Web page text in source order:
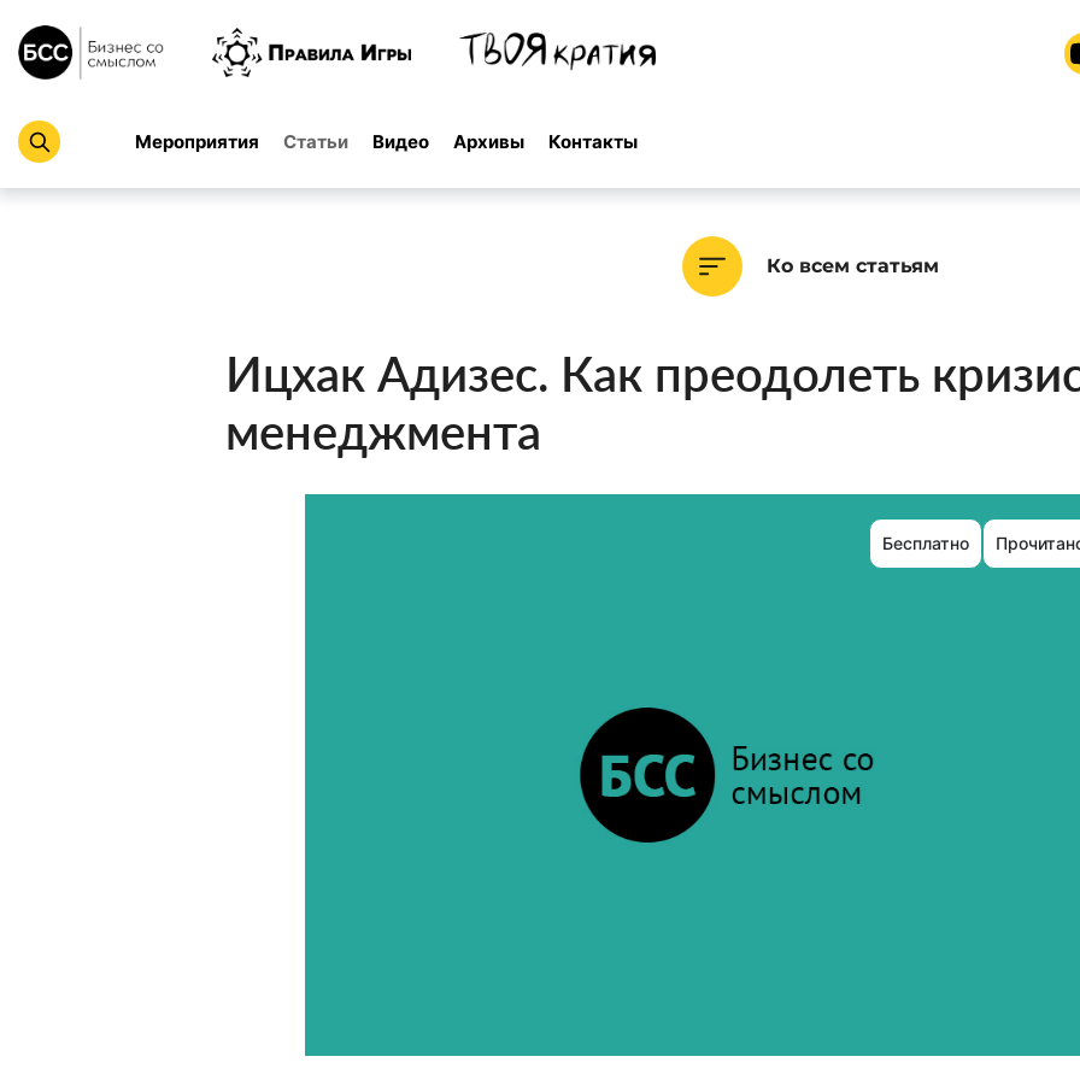
Мероприятия Статьи Видео Архивы Контакты
Ко всем статьям
Ицхак Адизес. Как преодолеть
менеджмента
Бесплатно